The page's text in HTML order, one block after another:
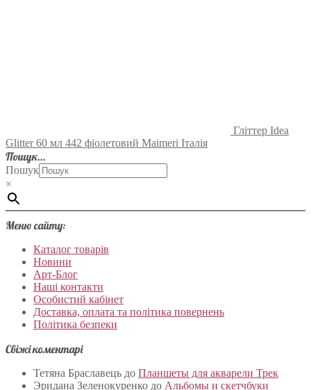
Гліттер Idea
Glitter 60 мл 442 фіолетовий Maimeri Італія
Пошук…
Пошук
×
Меню сайту:
Каталог товарів
Новини
Арт-Блог
Наші контакти
Особистий кабінет
Доставка, оплата та політика повернень
Політика безпеки
Свіжі коментарі
Тетяна Браславець до Планшеты для акварели Трек
Эридана Зеленокуренко до Альбомы и скетчбуки